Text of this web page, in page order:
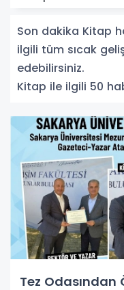
Son dakika Kitap
ilgili tüm sıcak
edebilirsiniz.
Kitap ile ilgili 50
Tez Odasından